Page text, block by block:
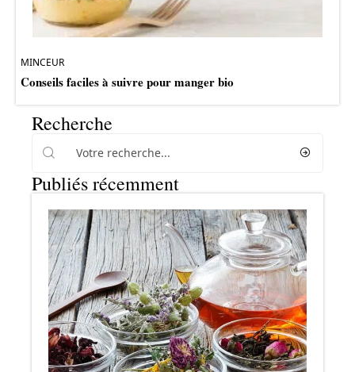
MINCEUR
Conseils faciles à suivre pour manger bio
Recherche
Publiés récemment